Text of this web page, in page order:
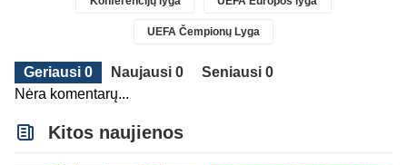
UEFA Čempionų Lyga
Geriausi 0 Naujausi 0
Seniausi 0
Nėra komentarų...
Kitos naujienos